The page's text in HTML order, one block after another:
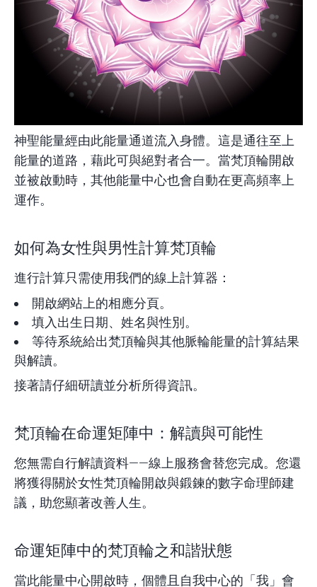
神聖能量經由此能量通道流入身體。這是通往至上
能量的道路，藉此可與絕對者合一。當梵頂輪開啟
並被啟動時，其他能量中心也會自動在更高頻率上
運作。
如何為女性與男性計算梵頂輪
進行計算只需使用我們的線上計算器：
開啟網站上的相應分頁。
填入出生日期、姓名與性別。
等待系統給出梵頂輪與其他脈輪能量的計算結果
與解讀。
接著請仔細研讀並分析所得資訊。
梵頂輪在命運矩陣中：解讀與可能性
您無需自行解讀資料——線上服務會替您完成。您還
將獲得關於女性梵頂輪開啟與鍛鍊的數字命理師建
議，助您顯著改善人生。
命運矩陣中的梵頂輪之和諧狀態
當此能量中心開啟時，個體且自我中心的「我」會